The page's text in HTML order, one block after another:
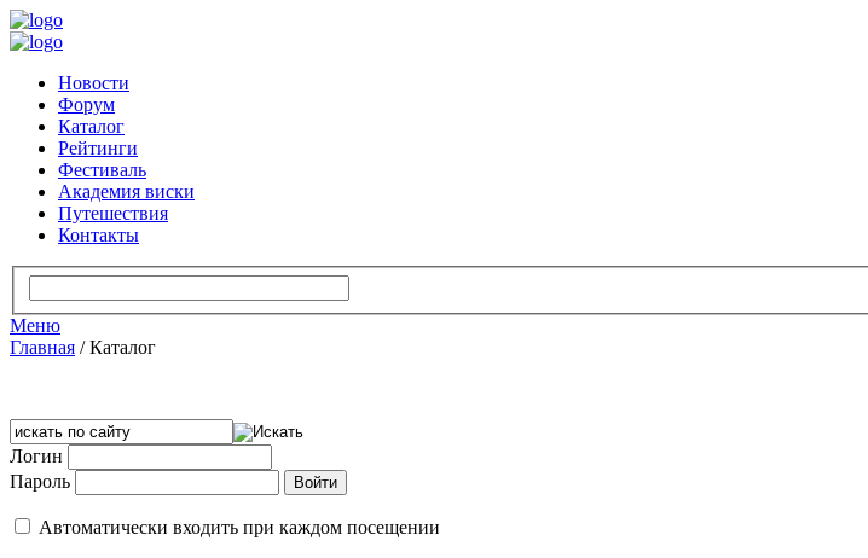
Новости
Форум
Каталог
Рейтинги
Фестиваль
Академия виски
Путешествия
Контакты
Меню
Главная /Каталог
Логин
Пароль
Автоматически входить при каждом посещении